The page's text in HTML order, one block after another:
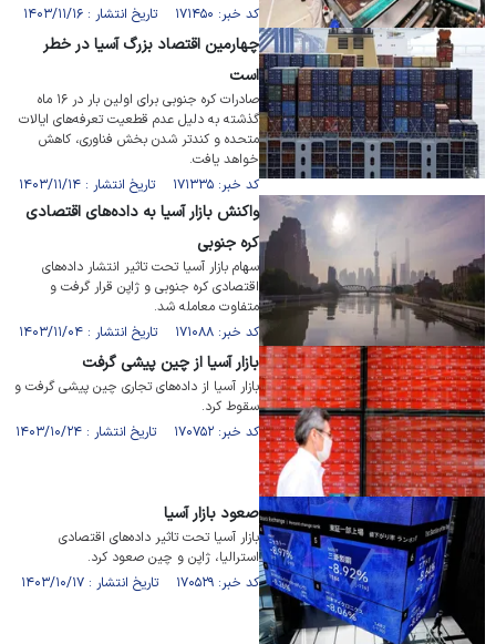
کد خبر: ۱۷۱۴۵۰ تاریخ انتشار : ۱۴۰۳/۱۱/۱۶
چهارمین اقتصاد بزرگ آسیا در خطر
است
صادرات کره جنوبی برای اولین بار در ۱۶ ماه
گذشته به دلیل عدم قطعیت تعرفه‌های ایالات
متحده و کندتر شدن بخش فناوری، کاهش
خواهد یافت.
کد خبر: ۱۷۱۳۳۵ تاریخ انتشار : ۱۴۰۳/۱۱/۱۴
واکنش بازار آسیا به داده‌های اقتصادی
کره جنوبی
سهام بازار آسیا تحت تاثیر انتشار داده‌های
اقتصادی کره جنوبی و ژاپن قرار گرفت و
متفاوت معامله شد.
کد خبر: ۱۷۱۰۸۸ تاریخ انتشار : ۱۴۰۳/۱۱/۰۴
بازار آسیا از چین پیشی گرفت
بازار آسیا از داده‌های تجاری چین پیشی گرفت و
سقوط کرد.
کد خبر: ۱۷۰۷۵۲ تاریخ انتشار : ۱۴۰۳/۱۰/۲۴
صعود بازار آسیا
بازار آسیا تحت تاثیر داده‌های اقتصادی
استرالیا، ژاپن و چین صعود کرد.
کد خبر: ۱۷۰۵۲۹ تاریخ انتشار : ۱۴۰۳/۱۰/۱۷